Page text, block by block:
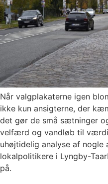
Når valgplakaterne igen
ikke kun ansigterne, der
det gør de små sætninger
velfærd og vandløb til
uhøjtidelig analyse af nogle
lokalpolitikere i Lyngby-
på.